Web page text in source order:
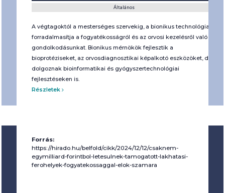
Általános
A végtagoktól a mesterséges szervekig, a bionikus technológia
forradalmasítja a fogyatékosságról és az orvosi kezelésről való
gondolkodásunkat. Bionikus mérnökök fejlesztik a
bioprotéziseket, az orvosdiagnosztikai képalkotó eszközöket, de
dolgoznak bioinformatikai és gyógyszertechnológiai
fejlesztéseken is.
Részletek
Forrás:
https://hirado.hu/belfold/cikk/2024/12/12/csaknem-
egymilliard-forintbol-letesulnek-tamogatott-lakhatasi-
ferohelyek-fogyatekossaggal-elok-szamara